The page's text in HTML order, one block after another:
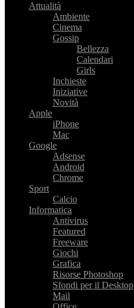
Attualità
Ambiente
Cinema
Gossip
Bellezza
Calendari
Girls
Inchieste
Iniziative
Novità
Apple
iPhone
Mac
Google
Adsense
Android
Chrome
Sport
Calcio
Informatica
Antivirus
Featured
Freeware
Giochi
Grafica
Risorse Photoshop
Sfondi per il Desktop
Mail